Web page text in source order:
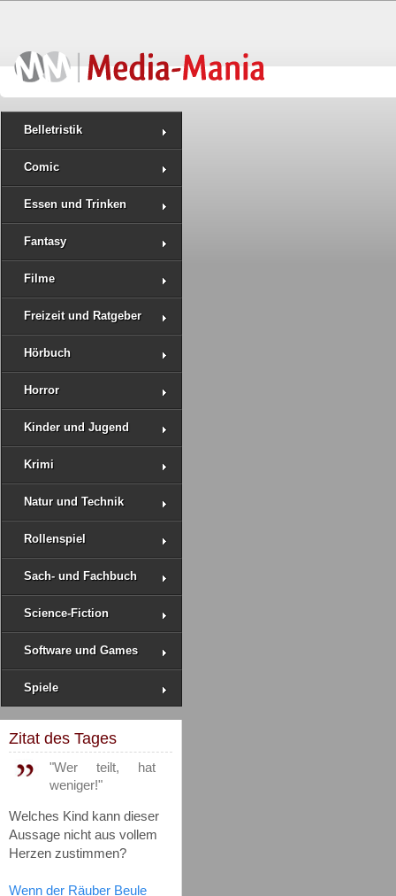
Belletristik
Comic
Essen und Trinken
Fantasy
Filme
Freizeit und Ratgeber
Hörbuch
Horror
Kinder und Jugend
Krimi
Natur und Technik
Rollenspiel
Sach- und Fachbuch
Science-Fiction
Software und Games
Spiele
Zitat des Tages
"Wer teilt, hat
weniger!"
Welches Kind kann dieser
Aussage nicht aus vollem
Herzen zustimmen?
Wenn der Räuber Beule